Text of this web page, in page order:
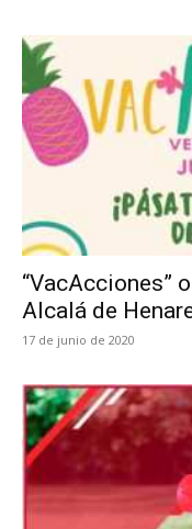
“VacAcciones”
Alcalá de
17 de junio de 2020